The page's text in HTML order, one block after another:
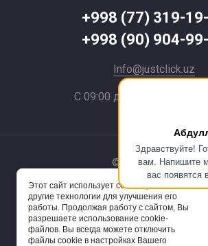
Здравствуйте!
вам. Напишите
вас появятся
+998 (77) 319-
+998 (90) 904-
Info@justclick.uz
С 09:00 до 21:00 без
© 2024 JustClick
Powered by
Этот сайт использует cookie-файлы и
другие технологии для улучшения его
работы. Продолжая работу с сайтом, Вы
разрешаете использование cookie-
файлов. Вы всегда можете отключить
файлы cookie в настройках Вашего